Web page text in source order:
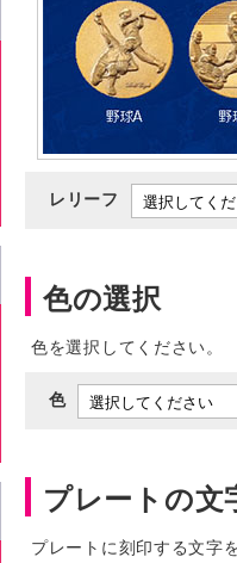
レリーフ
色の選択
色を選択してください。
色
プレートの文
プレートに刻印する文字